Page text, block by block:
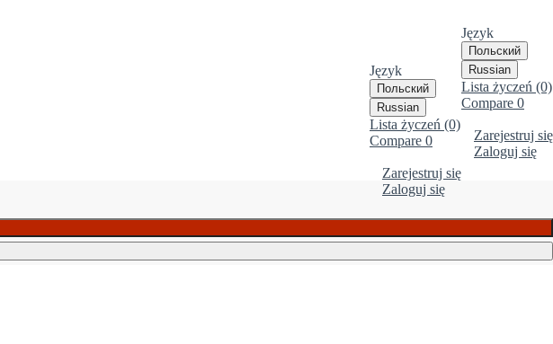
Język
Польский
Russian
Lista życzeń (0)
Compare 0
Zarejestruj się
Zaloguj się
Język
Польский
Russian
Lista życzeń (0)
Compare 0
Zarejestruj się
Zaloguj się